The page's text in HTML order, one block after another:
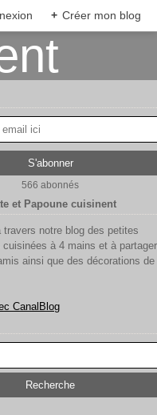
+ Créer mon blog
566 abonnés
et Papoune cuisinent
travers notre blog des petites
à 4 mains et à
ainsi que des décorations de
CanalBlog